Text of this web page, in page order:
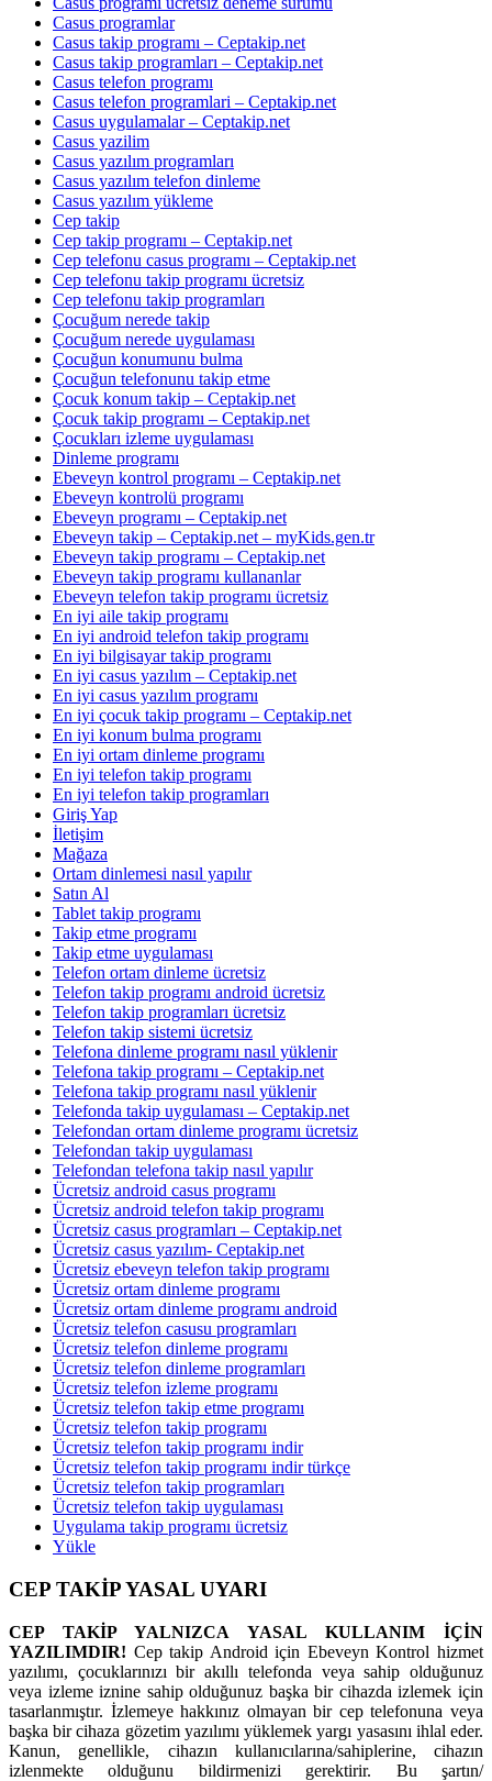
Casus programlar
Casus takip programı – Ceptakip.net
Casus takip programları – Ceptakip.net
Casus telefon programı
Casus telefon programlari – Ceptakip.net
Casus uygulamalar – Ceptakip.net
Casus yazilim
Casus yazılım programları
Casus yazılım telefon dinleme
Casus yazılım yükleme
Cep takip
Cep takip programı – Ceptakip.net
Cep telefonu casus programı – Ceptakip.net
Cep telefonu takip programı ücretsiz
Cep telefonu takip programları
Çocuğum nerede takip
Çocuğum nerede uygulaması
Çocuğun konumunu bulma
Çocuğun telefonunu takip etme
Çocuk konum takip – Ceptakip.net
Çocuk takip programı – Ceptakip.net
Çocukları izleme uygulaması
Dinleme programı
Ebeveyn kontrol programı – Ceptakip.net
Ebeveyn kontrolü programı
Ebeveyn programı – Ceptakip.net
Ebeveyn takip – Ceptakip.net – myKids.gen.tr
Ebeveyn takip programı – Ceptakip.net
Ebeveyn takip programı kullananlar
Ebeveyn telefon takip programı ücretsiz
En iyi aile takip programı
En iyi android telefon takip programı
En iyi bilgisayar takip programı
En iyi casus yazılım – Ceptakip.net
En iyi casus yazılım programı
En iyi çocuk takip programı – Ceptakip.net
En iyi konum bulma programı
En iyi ortam dinleme programı
En iyi telefon takip programı
En iyi telefon takip programları
Giriş Yap
İletişim
Mağaza
Ortam dinlemesi nasıl yapılır
Satın Al
Tablet takip programı
Takip etme programı
Takip etme uygulaması
Telefon ortam dinleme ücretsiz
Telefon takip programı android ücretsiz
Telefon takip programları ücretsiz
Telefon takip sistemi ücretsiz
Telefona dinleme programı nasıl yüklenir
Telefona takip programı – Ceptakip.net
Telefona takip programı nasıl yüklenir
Telefonda takip uygulaması – Ceptakip.net
Telefondan ortam dinleme programı ücretsiz
Telefondan takip uygulaması
Telefondan telefona takip nasıl yapılır
Ücretsiz android casus programı
Ücretsiz android telefon takip programı
Ücretsiz casus programları – Ceptakip.net
Ücretsiz casus yazılım- Ceptakip.net
Ücretsiz ebeveyn telefon takip programı
Ücretsiz ortam dinleme programı
Ücretsiz ortam dinleme programı android
Ücretsiz telefon casusu programları
Ücretsiz telefon dinleme programı
Ücretsiz telefon dinleme programları
Ücretsiz telefon izleme programı
Ücretsiz telefon takip etme programı
Ücretsiz telefon takip programı
Ücretsiz telefon takip programı indir
Ücretsiz telefon takip programı indir türkçe
Ücretsiz telefon takip programları
Ücretsiz telefon takip uygulaması
Uygulama takip programı ücretsiz
Yükle
CEP TAKİP YASAL UYARI
CEP TAKİP YALNIZCA YASAL KULLANIM İÇİN
YAZILIMDIR! Cep takip Android için Ebeveyn Kontrol hizmet
yazılımı, çocuklarınızı bir akıllı telefonda veya sahip olduğunuz
veya izleme iznine sahip olduğunuz başka bir cihazda izlemek için
tasarlanmıştır. İzlemeye hakkınız olmayan bir cep telefonuna veya
başka bir cihaza gözetim yazılımı yüklemek yargı yasasını ihlal eder.
Kanun, genellikle, cihazın kullanıcılarına/sahiplerine, cihazın
izlenmekte olduğunu bildirmenizi gerektirir. Bu şartın/